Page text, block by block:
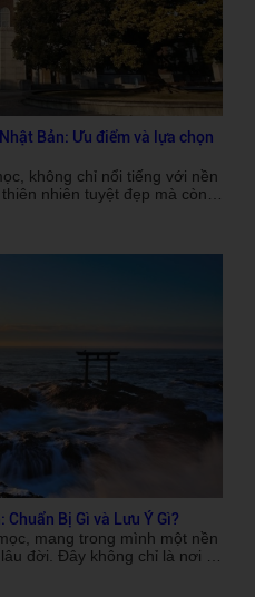
Bản: Ưu điểm và lựa chọn
không chỉ nổi tiếng với nền
nhiên tuyệt đẹp mà còn
nhất với bản thân.
Bị Gì và Lưu Ý Gì?
mang trong mình một nền
đời. Đây không chỉ là nơi có